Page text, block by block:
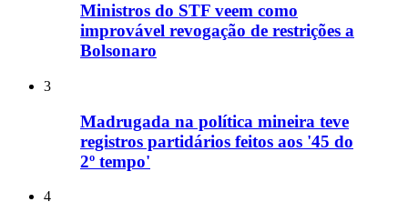
Ministros do STF veem como
improvável revogação de restrições a
Bolsonaro
3
Madrugada na política mineira teve
registros partidários feitos aos '45 do
2º tempo'
4